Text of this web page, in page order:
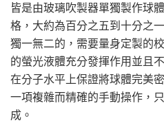
皆是由玻璃吹製器單獨製作球
格，大約為百分之五到十分之
獨一無二的，需要量身定製的
的螢光液體充分發揮作用並且
在分子水平上保證將球體完美
一項複雜而精確的手動操作，
成。